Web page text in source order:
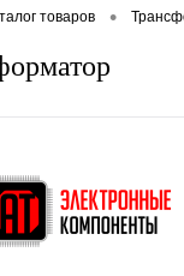
товаров •